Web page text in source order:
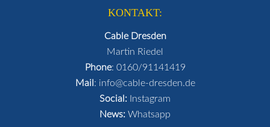
KONTAKT:
Cable Dresden
Martin Riedel
Phone: 0160/91141419
Mail : info@cable-dresden.de
Social: Instagram
News: Whatsapp